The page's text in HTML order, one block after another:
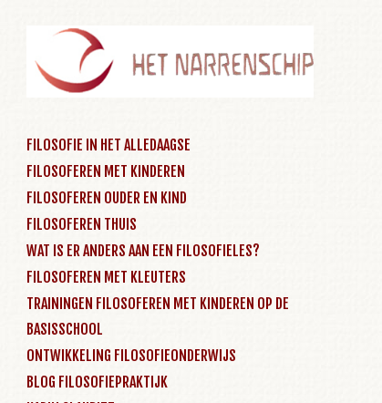
Menu
SKIP TO CONTENT
FILOSOFIE IN HET ALLEDAAGSE
FILOSOFEREN MET KINDEREN
FILOSOFEREN OUDER EN KIND
FILOSOFEREN THUIS
WAT IS ER ANDERS AAN EEN FILOSOFIELES?
FILOSOFEREN MET KLEUTERS
TRAININGEN FILOSOFEREN MET KINDEREN OP DE
BASISSCHOOL
ONTWIKKELING FILOSOFIEONDERWIJS
BLOG FILOSOFIEPRAKTIJK